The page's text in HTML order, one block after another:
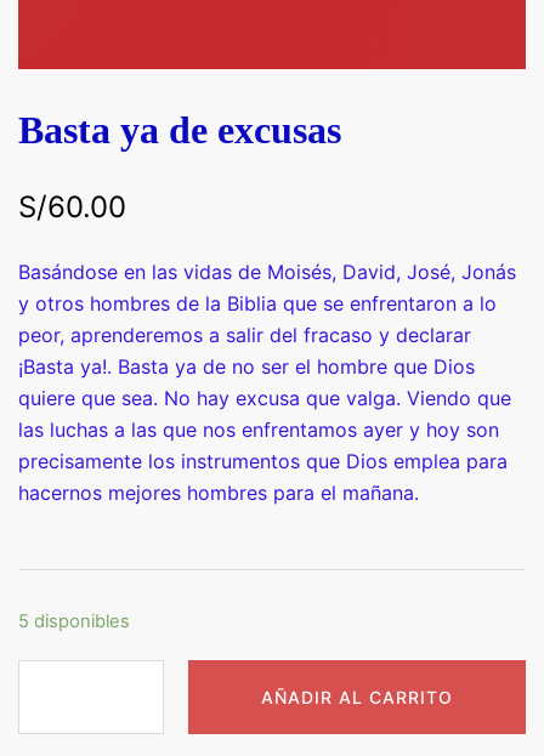
Basta ya de excusas
S/60.00
Basándose en las vidas de Moisés, David, José, Jonás
y otros hombres de la Biblia que se enfrentaron a lo
peor, aprenderemos a salir del fracaso y declarar
¡Basta ya!. Basta ya de no ser el hombre que Dios
quiere que sea. No hay excusa que valga. Viendo que
las luchas a las que nos enfrentamos ayer y hoy son
precisamente los instrumentos que Dios emplea para
hacernos mejores hombres para el mañana.
5 disponibles
de
AÑADIR AL CARRITO